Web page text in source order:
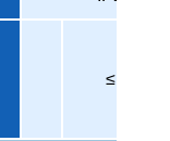
≤ 50 дБ